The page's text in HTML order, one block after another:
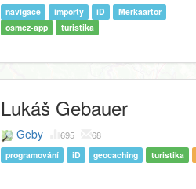
navigace importy iD
Merkaartor
osmcz-app
turistika
Lukáš Gebauer
Geby 695 68
programování iD geocaching turistika